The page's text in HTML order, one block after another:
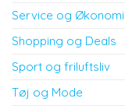
Service og Økonomi
Shopping og Deals
Sport og friluftsliv
Tøj og Mode